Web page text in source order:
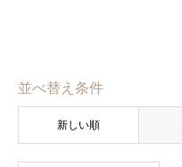
並べ替え条件
新しい順